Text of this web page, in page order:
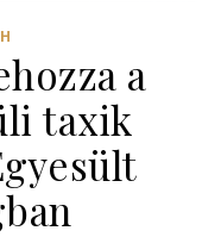
a
taxik